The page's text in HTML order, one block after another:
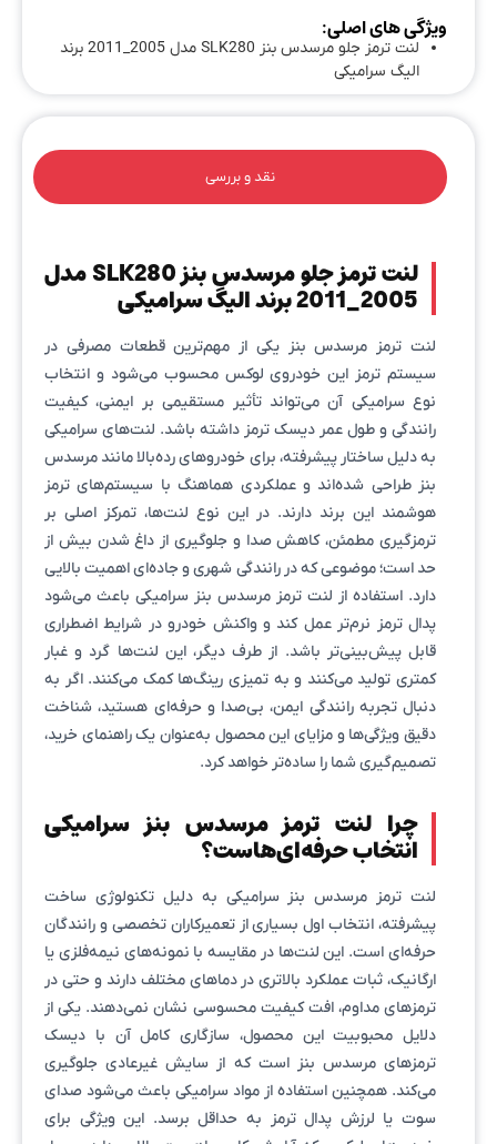
ویژگی های اصلی:
لنت ترمز جلو مرسدس بنز SLK280 مدل 2005_2011 برند
الیگ سرامیکی
نقد و بررسی
لنت ترمز جلو مرسدس بنز SLK280 مدل
2005_2011 برند الیگ سرامیکی
لنت ترمز مرسدس بنز یکی از مهم‌ترین قطعات مصرفی در
سیستم ترمز این خودروی لوکس محسوب می‌شود و انتخاب
نوع سرامیکی آن می‌تواند تأثیر مستقیمی بر ایمنی، کیفیت
رانندگی و طول عمر دیسک ترمز داشته باشد. لنت‌های سرامیکی
به دلیل ساختار پیشرفته، برای خودروهای رده‌بالا مانند مرسدس
بنز طراحی شده‌اند و عملکردی هماهنگ با سیستم‌های ترمز
هوشمند این برند دارند. در این نوع لنت‌ها، تمرکز اصلی بر
ترمزگیری مطمئن، کاهش صدا و جلوگیری از داغ شدن بیش از
حد است؛ موضوعی که در رانندگی شهری و جاده‌ای اهمیت بالایی
دارد. استفاده از لنت ترمز مرسدس بنز سرامیکی باعث می‌شود
پدال ترمز نرم‌تر عمل کند و واکنش خودرو در شرایط اضطراری
قابل پیش‌بینی‌تر باشد. از طرف دیگر، این لنت‌ها گرد و غبار
کمتری تولید می‌کنند و به تمیزی رینگ‌ها کمک می‌کنند. اگر به
دنبال تجربه رانندگی ایمن، بی‌صدا و حرفه‌ای هستید، شناخت
دقیق ویژگی‌ها و مزایای این محصول به‌عنوان یک راهنمای خرید،
تصمیم‌گیری شما را ساده‌تر خواهد کرد.
چرا لنت ترمز مرسدس بنز سرامیکی
انتخاب حرفه‌ای‌هاست؟
لنت ترمز مرسدس بنز سرامیکی به دلیل تکنولوژی ساخت
پیشرفته، انتخاب اول بسیاری از تعمیرکاران تخصصی و رانندگان
حرفه‌ای است. این لنت‌ها در مقایسه با نمونه‌های نیمه‌فلزی یا
ارگانیک، ثبات عملکرد بالاتری در دماهای مختلف دارند و حتی در
ترمزهای مداوم، افت کیفیت محسوسی نشان نمی‌دهند. یکی از
دلایل محبوبیت این محصول، سازگاری کامل آن با دیسک
ترمزهای مرسدس بنز است که از سایش غیرعادی جلوگیری
می‌کند. همچنین استفاده از مواد سرامیکی باعث می‌شود صدای
سوت یا لرزش پدال ترمز به حداقل برسد. این ویژگی برای